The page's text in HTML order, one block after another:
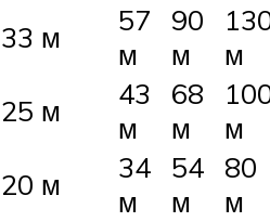
33 м
57
м
90
м
м
25 м
43
м
68
м
м
20 м
34
м
54
м
80
м